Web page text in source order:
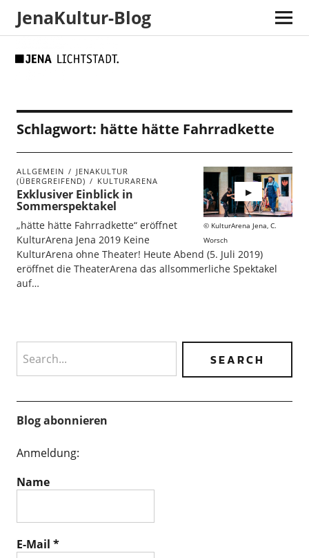
map
JenaKultur-Blog
Schlagwort: hätte hätte Fahrradkette
KulturArena Jena, C.
Worsch
ALLGEMEIN
JENAKULTUR
(ÜBERGREIFEND)
KULTURARENA
Exklusiver Einblick in
Sommerspektakel
„hätte hätte Fahrradkette“ eröffnet
KulturArena Jena 2019 Keine
KulturArena ohne Theater! Heute Abend (5. Juli 2019)
eröffnet die TheaterArena das allsommerliche Spektakel
auf…
Blog abonnieren
Anmeldung:
Name
E-Mail *